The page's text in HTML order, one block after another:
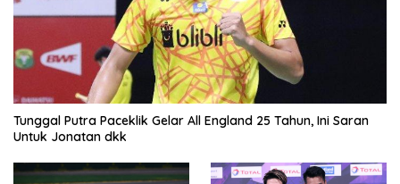
Tunggal Putra Paceklik Gelar All England 25 Tahun, Ini Saran
Untuk Jonatan dkk